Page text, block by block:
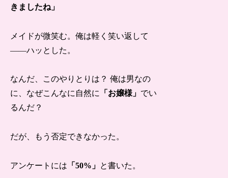
きましたね」
メイドが微笑む。俺は軽く笑い返して
——ハッとした。
なんだ、このやりとりは？ 俺は男なの
に、なぜこんなに自然に
「お嬢様」 でい
るんだ？
だが、もう否定できなかった。
アンケートには 「50%」 と書いた。